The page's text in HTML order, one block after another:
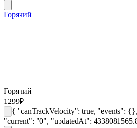
Горячий
Горячий
1299₽
{ "canTrackVelocity": true, "events":
"current": "0", "updatedAt":